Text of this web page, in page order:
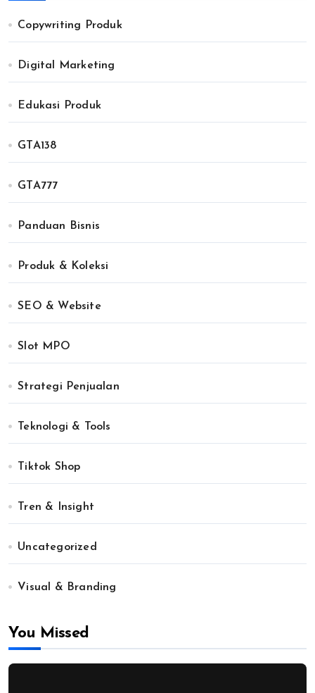
Copywriting Produk
Digital Marketing
Edukasi Produk
GTA138
GTA777
Panduan Bisnis
Produk & Koleksi
SEO & Website
Slot MPO
Strategi Penjualan
Teknologi & Tools
Tiktok Shop
Tren & Insight
Uncategorized
Visual & Branding
You Missed